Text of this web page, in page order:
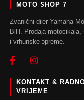
MOTO SHOP 7
Zvanični diler Yamaha
BiH. Prodaja motocikala,
i vrhunske opreme.
KONTAKT & RADNO
VRIJEME